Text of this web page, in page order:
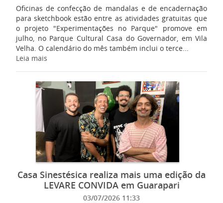
Oficinas de confecção de mandalas e de encadernação
para sketchbook estão entre as atividades gratuitas que
o projeto "Experimentações no Parque" promove em
julho, no Parque Cultural Casa do Governador, em Vila
Velha. O calendário do mês também inclui o terce...
Leia mais
Casa Sinestésica realiza mais uma edição da
LEVARE CONVIDA em Guarapari
03/07/2026 11:33